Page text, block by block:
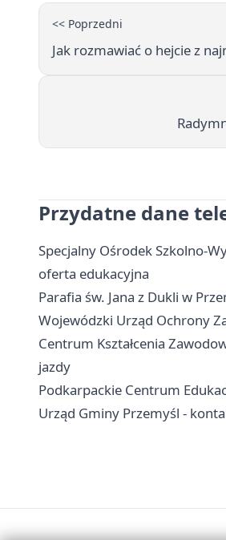
<< Poprzedni
Jak rozmawiać o hejcie z
Przydatne dane
Specjalny Ośrodek Szkolno-
oferta edukacyjna
Parafia św. Jana z Dukli w
Wojewódzki Urząd Ochrony
Centrum Kształcenia
jazdy
Podkarpackie Centrum
Urząd Gminy Przemyśl -